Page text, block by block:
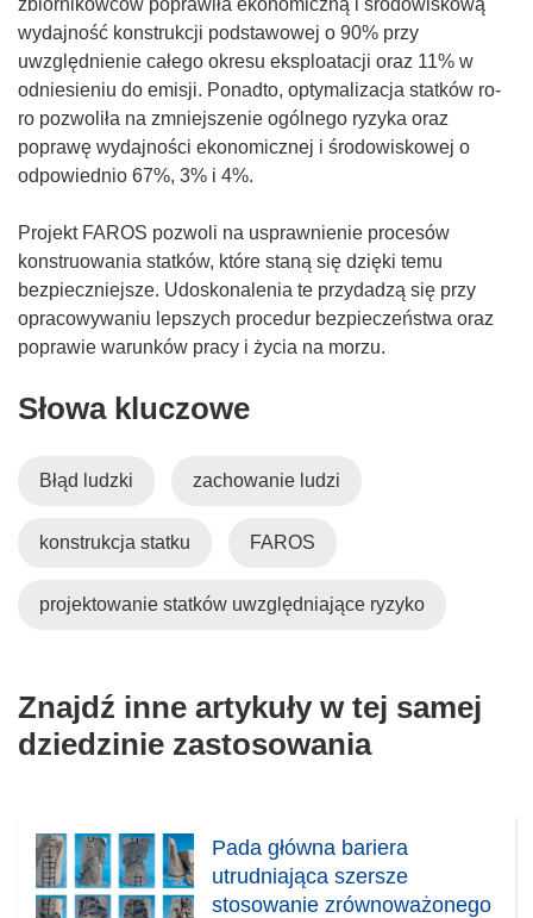
zbiornikowców poprawiła ekonomiczną i środowiskową
wydajność konstrukcji podstawowej o 90% przy
uwzględnienie całego okresu eksploatacji oraz 11% w
odniesieniu do emisji. Ponadto, optymalizacja statków ro-
ro pozwoliła na zmniejszenie ogólnego ryzyka oraz
poprawę wydajności ekonomicznej i środowiskowej o
odpowiednio 67%, 3% i 4%.
Projekt FAROS pozwoli na usprawnienie procesów
konstruowania statków, które staną się dzięki temu
bezpieczniejsze. Udoskonalenia te przydadzą się przy
opracowywaniu lepszych procedur bezpieczeństwa oraz
poprawie warunków pracy i życia na morzu.
Słowa kluczowe
Błąd ludzki zachowanie ludzi
konstrukcja statku FAROS
projektowanie statków uwzględniające ryzyko
Znajdź inne artykuły w tej samej
dziedzinie zastosowania
Pada główna bariera
utrudniająca szersze
stosowanie zrównoważonego